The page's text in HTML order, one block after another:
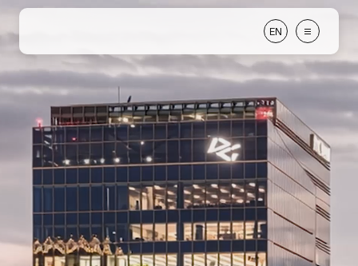
EN
EN
株式会社デジタルガレージ（Digital Garage, Inc.）